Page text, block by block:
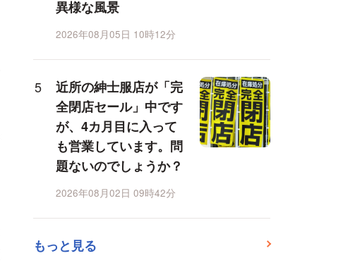
異様な風景
2026年08月05日 10時12分
近所の紳士服店が「完
全閉店セール」中です
が、4カ月目に入って
も営業しています。問
題ないのでしょうか？
2026年08月02日 09時42分
もっと見る